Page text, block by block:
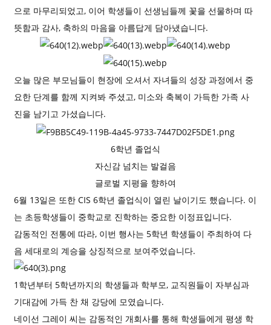
으로 마무리되었고, 이어 학생들이 선생님들께 꽃을 ​​선물하며 따
뜻함과 감사, 축하의 마음을 아름답게 담아냈습니다.
오늘 많은 부모님들이 현장에 오셔서 자녀들의 성장 과정에서 중
요한 단계를 함께 지켜봐 주셨고, 미소와 축복이 가득한 가족 사
진을 남기고 가셨습니다.
6학년 졸업식
자신감 넘치는 발걸음
글로벌 지평을 향하여
6월 13일은 또한 CIS 6학년 졸업식이 열린 날이기도 했습니다. 이
는 초등학생들이 중학교로 진학하는 중요한 이정표입니다.
감동적인 전통에 따라, 이번 행사는 5학년 학생들이 주최하여 다
음 세대로의 계승을 상징적으로 보여주었습니다.
1학년부터 5학년까지의 학생들과 학부모, 교직원들이 자부심과
기대감에 가득 찬 채 강당에 모였습니다.
네이선 그레이 씨는 감동적인 개회사를 통해 학생들에게 평생 학